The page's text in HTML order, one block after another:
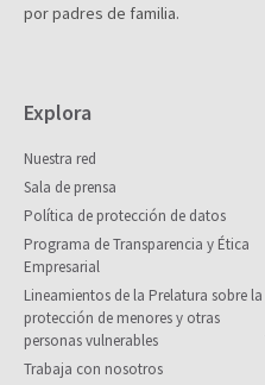
por padres de familia.
Explora
Nuestra red
Sala de prensa
Política de protección de datos
Programa de Transparencia y Ética
Empresarial
Lineamientos de la Prelatura sobre la
protección de menores y otras
personas vulnerables
Trabaja con nosotros